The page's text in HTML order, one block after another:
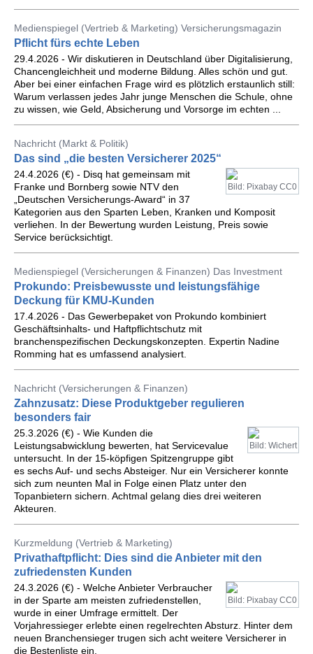
Medienspiegel (Vertrieb & Marketing) Versicherungsmagazin
Pflicht fürs echte Leben
29.4.2026 - Wir diskutieren in Deutschland über Digitalisierung,
Chancengleichheit und moderne Bildung. Alles schön und gut.
Aber bei einer einfachen Frage wird es plötzlich erstaunlich still:
Warum verlassen jedes Jahr junge Menschen die Schule, ohne
zu wissen, wie Geld, Absicherung und Vorsorge im echten ...
Nachricht (Markt & Politik)
Das sind „die besten Versicherer 2025“
Bild: Pixabay CC0
24.4.2026 (€) - Disq hat gemeinsam mit
Franke und Bornberg sowie NTV den
„Deutschen Versicherungs-Award“ in 37
Kategorien aus den Sparten Leben, Kranken und Komposit
verliehen. In der Bewertung wurden Leistung, Preis sowie
Service berücksichtigt.
Medienspiegel (Versicherungen & Finanzen) Das Investment
Prokundo: Preisbewusste und leistungsfähige
Deckung für KMU-Kunden
17.4.2026 - Das Gewerbepaket von Prokundo kombiniert
Geschäftsinhalts- und Haftpflichtschutz mit
branchenspezifischen Deckungskonzepten. Expertin Nadine
Romming hat es umfassend analysiert.
Nachricht (Versicherungen & Finanzen)
Zahnzusatz: Diese Produktgeber regulieren
besonders fair
Bild: Wichert
25.3.2026 (€) - Wie Kunden die
Leistungsabwicklung bewerten, hat Servicevalue
untersucht. In der 15-köpfigen Spitzengruppe gibt
es sechs Auf- und sechs Absteiger. Nur ein Versicherer konnte
sich zum neunten Mal in Folge einen Platz unter den
Topanbietern sichern. Achtmal gelang dies drei weiteren
Akteuren.
Kurzmeldung (Vertrieb & Marketing)
Privathaftpflicht: Dies sind die Anbieter mit den
zufriedensten Kunden
Bild: Pixabay CC0
24.3.2026 (€) - Welche Anbieter Verbraucher
in der Sparte am meisten zufriedenstellen,
wurde in einer Umfrage ermittelt. Der
Vorjahressieger erlebte einen regelrechten Absturz. Hinter dem
neuen Branchensieger trugen sich acht weitere Versicherer in
die Bestenliste ein.